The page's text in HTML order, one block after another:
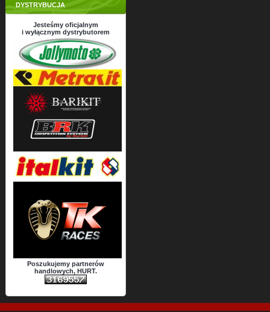
DYSTRYBUCJA
Jesteśmy oficjalnym
i wyłącznym dystrybutorem
Poszukujemy partnerów
handlowych, HURT.